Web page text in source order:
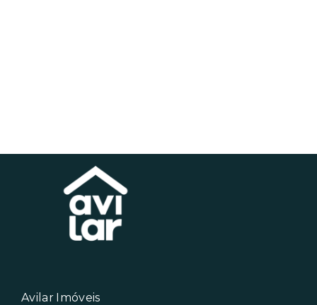
Avilar Imóveis